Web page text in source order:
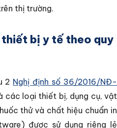
thị trường.
bị y tế theo quy
2 Nghị định số 36/2016/NĐ-
các loại thiết bị, dụng cụ, vật
thử và chất hiệu chuẩn in
được sử dụng riêng lẻ